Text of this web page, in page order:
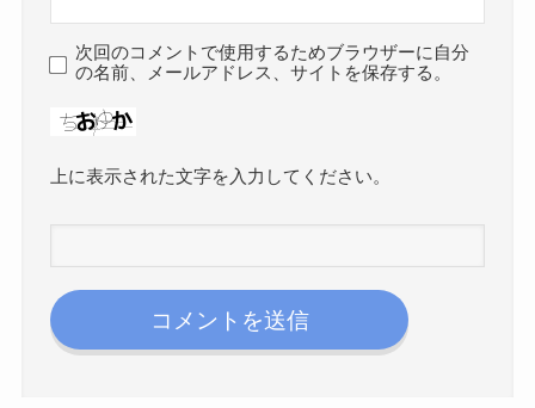
次回のコメントで使用するためブラウザーに自分
の名前、メールアドレス、サイトを保存する。
上に表示された文字を入力してください。